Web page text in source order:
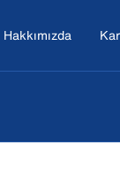
Hakkımızda